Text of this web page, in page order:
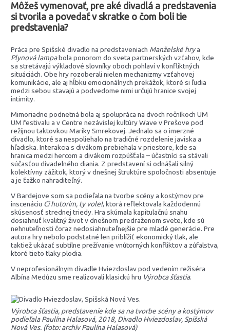
Môžeš vymenovať, pre aké divadlá a predstavenia
si tvorila a povedať v skratke o čom boli tie
predstavenia?
Práca pre Spišské divadlo na predstaveniach Manželské hrya
Plynová lampabola ponorom do sveta partnerských vzťahov, kde
sa stretávajú výkladové slovníky oboch pohlaví v konfliktných
situáciách. Obe hry rozoberali nielen mechanizmy vzťahovej
komunikácie, ale aj hĺbku emocionálnych prekážok, ktoré si ľudia
medzi sebou stavajú a podvedome nimi určujú hranice svojej
intimity.
Mimoriadne podnetná bola aj spolupráca na dvoch ročníkoch UM
UM festivalu a v Centre nezávislej kultúry Wave v Prešove pod
režijnou taktovkou Mariky Smrekovej. Jednalo sa o imerzné
divadlo, ktoré sa nespoliehalo na tradičné rozdelenie javiska a
hľadiska. Interakcia s divákom prebiehala v priestore, kde sa
hranica medzi hercom a divákom rozpúšťala – účastníci sa stávali
súčasťou divadelného diania. Z predstavení si odnášali silný
kolektívny zážitok, ktorý v dnešnej štruktúre spoločnosti absentuje
a je ťažko nahraditeľný.
V Bardejove som sa podieľala na tvorbe scény a kostýmov pre
inscenáciu Ci hutorim, ty vole!, ktorá reflektovala každodennú
skúsenosť strednej triedy. Hra skúmala kapitulačnú snahu
dosiahnuť kvalitný život v dnešnom predraženom svete, kde sú
nehnuteľnosti čoraz nedosiahnuteľnejšie pre mladé generácie. Pre
autora hry nebolo podstatné len priblížiť ekonomický tlak, ale
taktiež ukázať subtílne prežívanie vnútorných konfliktov a zúfalstva,
ktoré tieto tlaky plodia.
V neprofesionálnym divadle Hviezdoslav pod vedením režiséra
Albína Medúzu sme realizovali klasickú hru Výrobca šťastia.
Výrobca šťastia, predstavenie kde sa na tvorbe scény a kostýmov
podieľala Paulína Halasová, 2018, Divadlo Hviezdoslav, Spišská
Nová Ves. (foto: archív Paulína Halasová)